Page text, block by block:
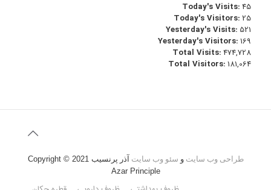
Today's Visits:45
Today's Visitors:25
Yesterday's Visits: 521
Yesterday's Visitors:169
Total Visits:474,728
Total Visitors:181,064
طراحی وب سایت و سئو وب سایت آذر پرنسیب Copyright © 2021
Azar Principle